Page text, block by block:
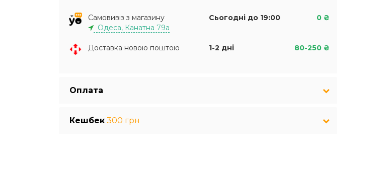
Самовивіз з магазину
Одеса, Канатна 79а
Сьогодні до 19:00 0 ₴
Доставка новою поштою 1-2 дні 80-250 ₴
Оплата
Кешбек 300 грн